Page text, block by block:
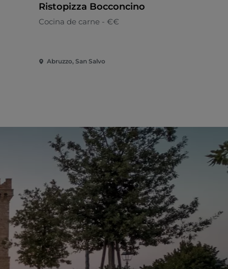
Ristopizza Bocconcino
Cocina de carne - €€
Abruzzo, San Salvo